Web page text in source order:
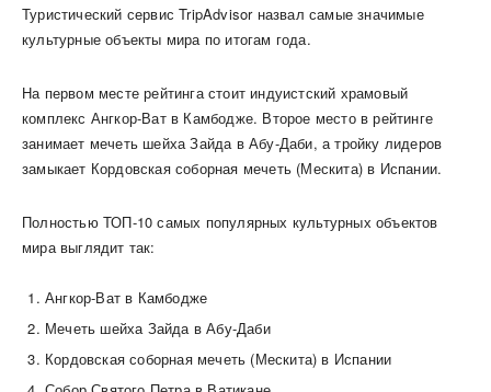
Туристический сервис TripAdvisor назвал самые значимые
культурные объекты мира по итогам года.
На первом месте рейтинга стоит индуистский храмовый
комплекс Ангкор-Ват в Камбодже. Второе место в рейтинге
занимает мечеть шейха Зайда в Абу-Даби, а тройку лидеров
замыкает Кордовская соборная мечеть (Мескита) в Испании.
Полностью ТОП-10 самых популярных культурных объектов
мира выглядит так:
Ангкор-Ват в Камбодже
Мечеть шейха Зайда в Абу-Даби
Кордовская соборная мечеть (Мескита) в Испании